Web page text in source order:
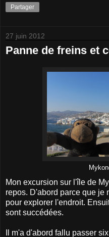
Partager
27 juin 2012
Panne de freins et
Mon excursion sur l'île de
repos. D'abord parce que je
pour explorer l'endroit.
sont succédées.
Il m'a d'abord fallu passer